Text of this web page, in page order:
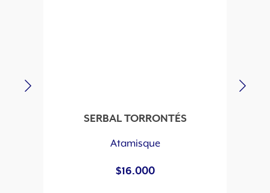
SERBAL TORRONTÉS
Atamisque
$16.000